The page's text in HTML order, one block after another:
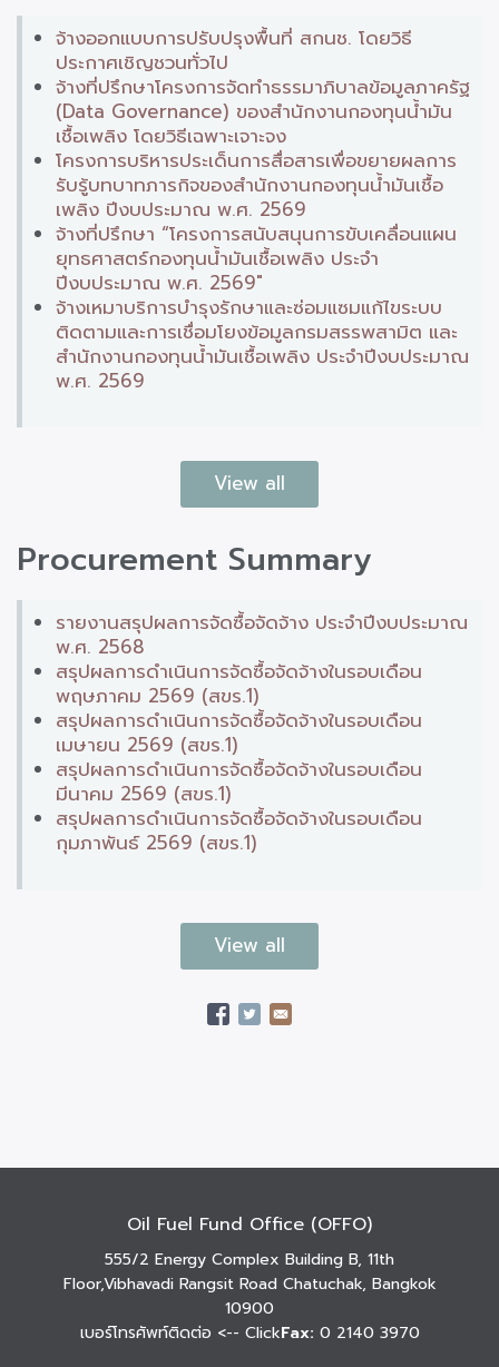
จ้างออกแบบการปรับปรุงพื้นที่ สกนช. โดยวิธี
ประกาศเชิญชวนทั่วไป
จ้างที่ปรึกษาโครงการจัดทำธรรมาภิบาลข้อมูลภาครัฐ
(Data Governance) ของสำนักงานกองทุนน้ำมัน
เชื้อเพลิง โดยวิธีเฉพาะเจาะจง
โครงการบริหารประเด็นการสื่อสารเพื่อขยายผลการ
รับรู้บทบาทภารกิจของสำนักงานกองทุนน้ำมันเชื้อ
เพลิง ปีงบประมาณ พ.ศ. 2569
จ้างที่ปรึกษา “โครงการสนับสนุนการขับเคลื่อนแผน
ยุทธศาสตร์กองทุนน้ำมันเชื้อเพลิง ประจำ
ปีงบประมาณ พ.ศ. 2569"
จ้างเหมาบริการบำรุงรักษาและซ่อมแซมแก้ไขระบบ
ติดตามและการเชื่อมโยงข้อมูลกรมสรรพสามิต และ
สำนักงานกองทุนน้ำมันเชื้อเพลิง ประจำปีงบประมาณ
พ.ศ. 2569
View all
Procurement Summary
รายงานสรุปผลการจัดซื้อจัดจ้าง ประจำปีงบประมาณ
พ.ศ. 2568
สรุปผลการดำเนินการจัดซื้อจัดจ้างในรอบเดือน
พฤษภาคม 2569 (สขร.1)
สรุปผลการดำเนินการจัดซื้อจัดจ้างในรอบเดือน
เมษายน 2569 (สขร.1)
สรุปผลการดำเนินการจัดซื้อจัดจ้างในรอบเดือน
มีนาคม 2569 (สขร.1)
สรุปผลการดำเนินการจัดซื้อจัดจ้างในรอบเดือน
กุมภาพันธ์ 2569 (สขร.1)
View all
Oil Fuel Fund Office (OFFO)
555/2 Energy Complex Building B, 11th
Floor,Vibhavadi Rangsit Road Chatuchak, Bangkok
10900
เบอร์โทรศัพท์ติดต่อ <-- ClickFax: 0 2140 3970